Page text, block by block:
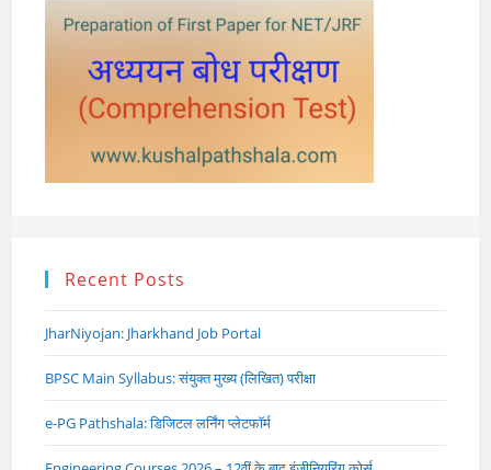
Recent Posts
JharNiyojan: Jharkhand Job Portal
BPSC Main Syllabus: संयुक्त मुख्य (लिखित) परीक्षा
e-PG Pathshala: डिजिटल लर्निंग प्लेटफॉर्म